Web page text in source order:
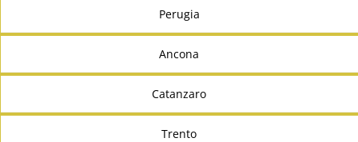
Perugia
Ancona
Catanzaro
Trento